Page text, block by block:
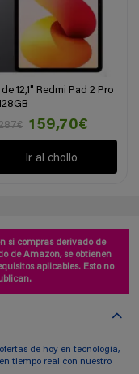
de 12,1" Redmi Pad 2 Pro
159,70€
Ir al chollo
si compras derivado de
de Amazon, se obtienen
aplicables. Esto no
de hoy en tecnología,
tiempo real con nuestro